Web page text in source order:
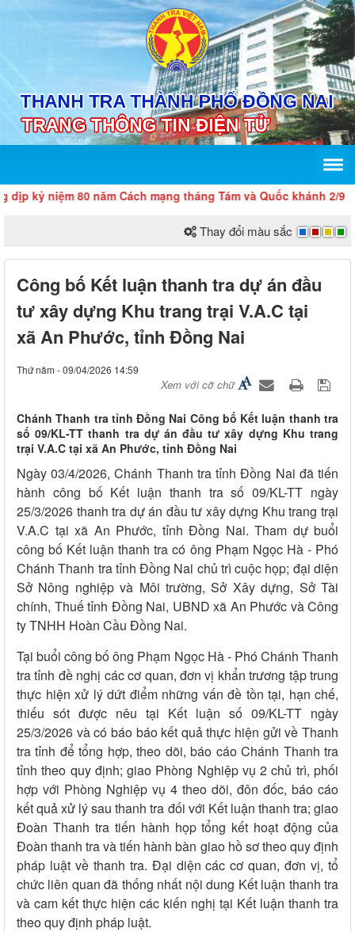
niệm 80 năm Cách mạng tháng Tám và Quốc khánh 2/9
Thay đổi màu sắc
Công bố Kết luận thanh tra dự án đầu
tư xây dựng Khu trang trại V.A.C tại
xã An Phước, tỉnh Đồng Nai
Thứ năm - 09/04/2026 14:59
Xem với cỡ chữ
Chánh Thanh tra tỉnh Đồng Nai Công bố Kết luận thanh tra
số 09/KL-TT thanh tra dự án đầu tư xây dựng Khu trang
trại V.A.C tại xã An Phước, tỉnh Đồng Nai
Ngày 03/4/2026, Chánh Thanh tra tỉnh Đồng Nai đã tiến
hành công bố Kết luận thanh tra số 09/KL-TT ngày
25/3/2026 thanh tra dự án đầu tư xây dựng Khu trang trại
V.A.C tại xã An Phước, tỉnh Đồng Nai. Tham dự buổi
công bố Kết luận thanh tra có ông Phạm Ngọc Hà - Phó
Chánh Thanh tra tỉnh Đồng Nai chủ trì cuộc họp; đại diện
Sở Nông nghiệp và Môi trường, Sở Xây dựng, Sở Tài
chính, Thuế tỉnh Đồng Nai, UBND xã An Phước và Công
ty TNHH Hoàn Cầu Đồng Nai.
Tại buổi công bố ông Phạm Ngọc Hà - Phó Chánh Thanh
tra tỉnh đề nghị các cơ quan, đơn vị khẩn trương tập trung
thực hiện xử lý dứt điểm những vấn đề tồn tại, hạn chế,
thiếu sót được nêu tại Kết luận số 09/KL-TT ngày
25/3/2026 và có báo báo kết quả thực hiện gửi về Thanh
tra tỉnh để tổng hợp, theo dõi, báo cáo Chánh Thanh tra
tỉnh theo quy định; giao Phòng Nghiệp vụ 2 chủ trì, phối
hợp với Phòng Nghiệp vụ 4 theo dõi, đôn đốc, báo cáo
kết quả xử lý sau thanh tra đối với Kết luận thanh tra; giao
Đoàn Thanh tra tiến hành họp tổng kết hoạt động của
Đoàn thanh tra và tiến hành bàn giao hồ sơ theo quy định
pháp luật về thanh tra. Đại diện các cơ quan, đơn vị, tổ
chức liên quan đã thống nhất nội dung Kết luận thanh tra
và cam kết thực hiện các kiến nghị tại Kết luận thanh tra
theo quy định pháp luật.